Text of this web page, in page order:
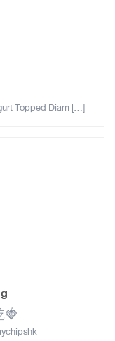
Topped Diam […]
🍓